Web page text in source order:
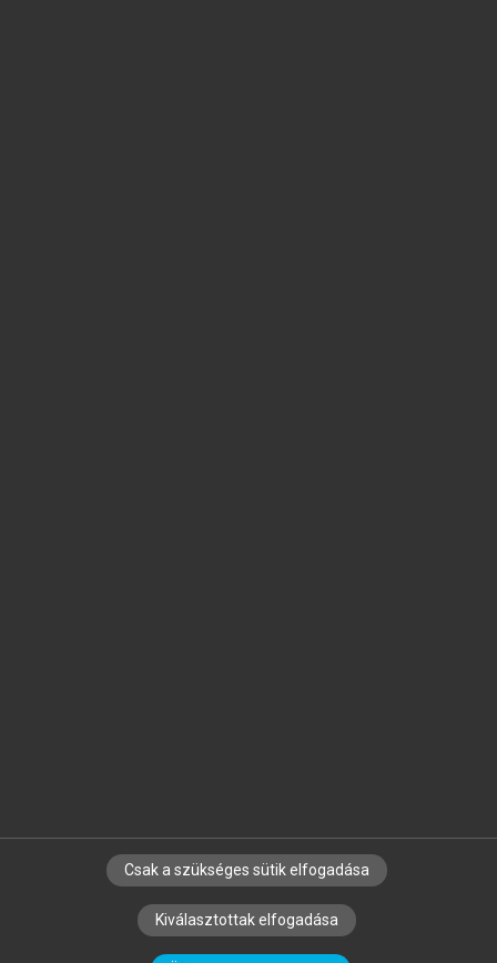
SZERZŐKNEK CÉGEKNEK KÖNYVTÁROSOKNAK
SZERKESZTÉSI ÉS LEKTORÁLÁSI ALAPELVEK
Csak a szükséges sütik elfogadása
Kiválasztottak elfogadása